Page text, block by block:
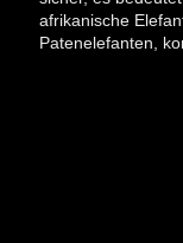
afrikanische
Patenelefanten,